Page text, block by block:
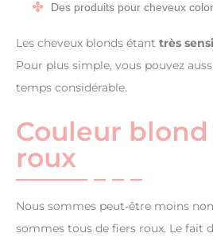
Des produits pour cheveux
Les cheveux blonds étant très
Pour plus simple, vous pouvez
temps considérable.
Couleur
roux
Nous sommes peut-être moins
sommes tous de fiers roux. Le fait